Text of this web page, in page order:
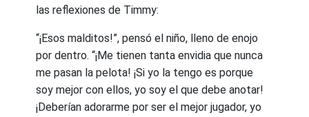
las reflexiones de Timmy:
“¡Esos malditos!”, pensó el niño, lleno de enojo
por dentro. “¡Me tienen tanta envidia que nunca
me pasan la pelota! ¡Si yo la tengo es porque
soy mejor con ellos, yo soy el que debe anotar!
¡Deberían adorarme por ser el mejor jugador, yo